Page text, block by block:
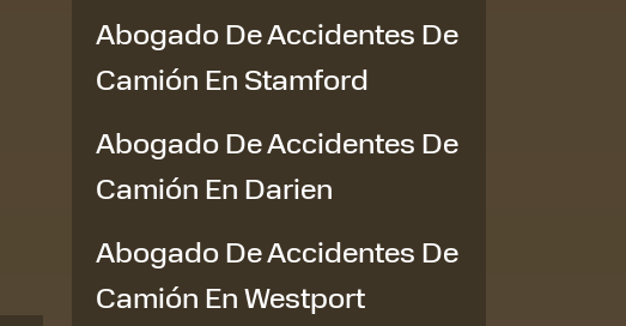
Abogado De Accidentes De
Camión En Stamford
Abogado De Accidentes De
Camión En Darien
Abogado De Accidentes De
Camión En Westport